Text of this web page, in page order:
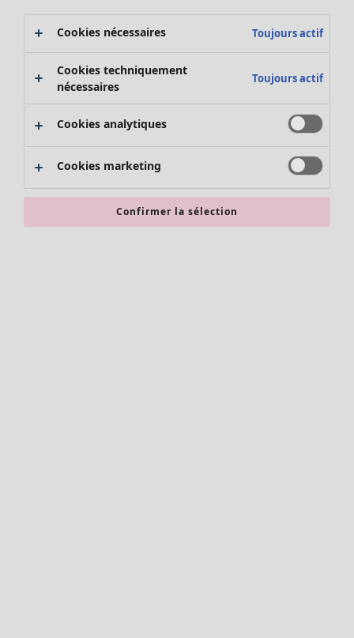
Promos SOLDES
Les promos de Gudrun Sjödén
Nouvel arrivage
Bonnes affaires en soldes - jusqu'à -70
Cookies nécessaires Toujours actif
Cookies techniquement
nécessaires
Toujours actif
Cookies analytiques
Cookies marketing
Confirmer la sélection